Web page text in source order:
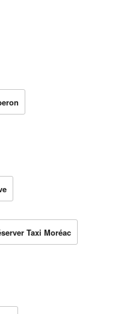
Taxi Moréac